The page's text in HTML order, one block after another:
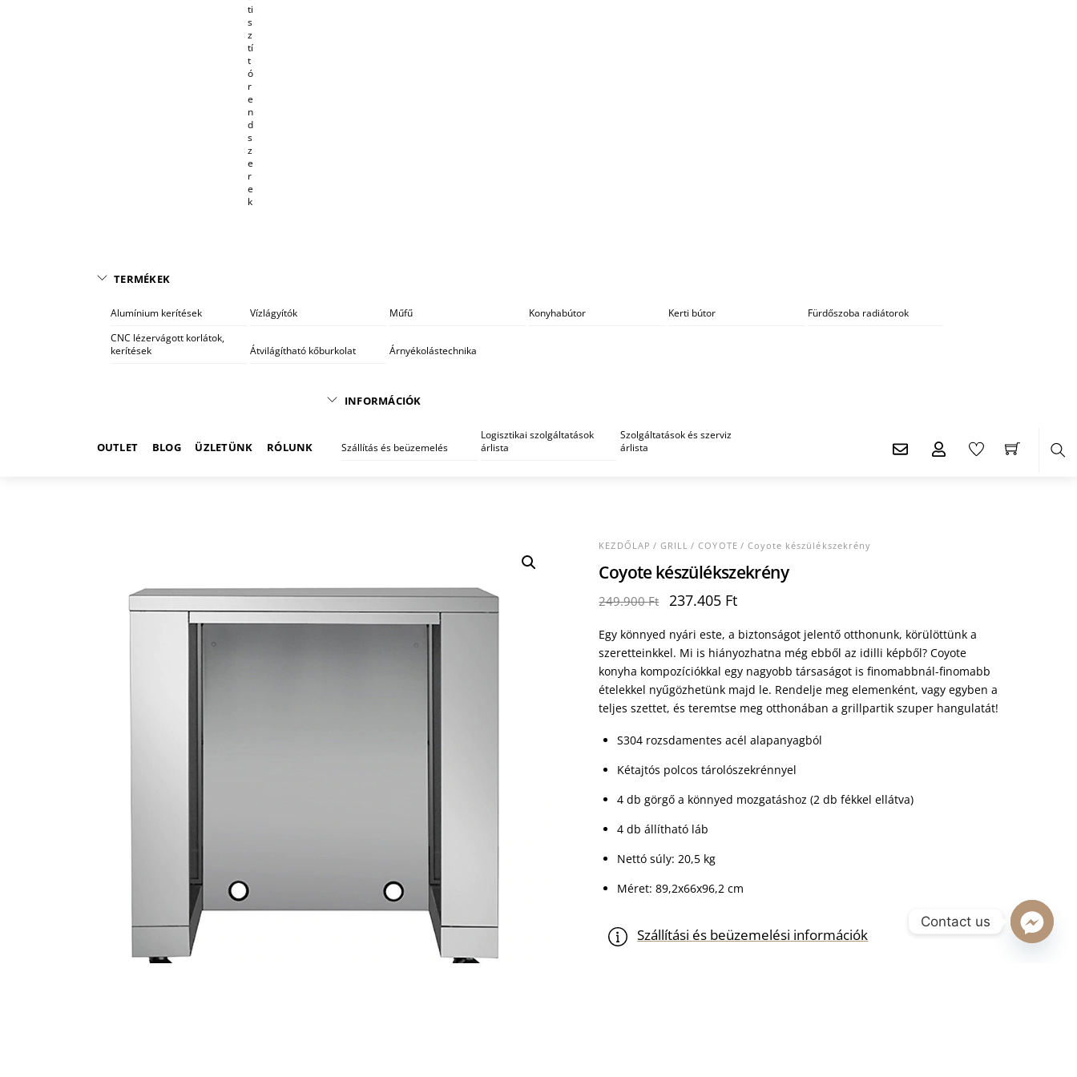
ti
s
z
tí
t
ó
r
e
n
d
s
z
e
r
e
k
TERMÉKEK
Alumínium kerítések Vízlágyítók Műfű Konyhabútor Kerti bútor
Fürdőszoba radiátorok
CNC lézervágott korlátok,
kerítések
Átvilágítható kőburkolat Árnyékolástechnika
OUTLET BLOG ÜZLETÜNK RÓLUNK
INFORMÁCIÓK
Szállítás és beüzemelés
Logisztikai szolgáltatások
árlista
Szolgáltatások és szerviz
árlista
KEZDŐLAP / GRILL /COYOTE/ Coyote készülékszekrény
Coyote készülékszekrény
249.900Ft
Original
was:
249.900 Ft.
237.405 FtCurrent
is:
237.405 Ft.
Egy könnyed nyári este, a biztonságot jelentő otthonunk, körülöttünk a
szeretteinkkel. Mi is hiányozhatna még ebből az idilli képből? Coyote
konyha kompozíciókkal egy nagyobb társaságot is finomabbnál-finomabb
ételekkel nyűgözhetünk majd le. Rendelje meg elemenként, vagy egyben a
teljes szettet, és teremtse meg otthonában a grillpartik szuper hangulatát!
S304 rozsdamentes acél alapanyagból
Kétajtós polcos tárolószekrénnyel
4 db görgő a könnyed mozgatáshoz (2 db fékkel ellátva)
4 db állítható láb
Nettó súly: 20,5 kg
Méret: 89,2x66x96,2 cm
Szállítási és beüzemelési információk
Contact us